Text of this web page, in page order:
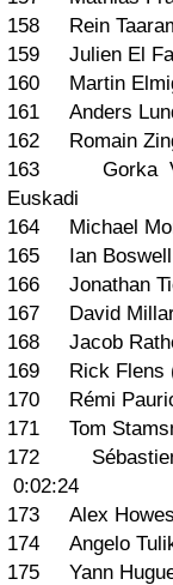
158 Rein
159 Julien El
160 Martin
161 Anders
162 Romain
163 Gorka
Euskadi
164 Michael
165 Ian Boswell
166 Jonathan
167 David Millar
168 Jacob
169 Rick Flens
170 Rémi
171 Tom
172 Sébastien
0:02:24
173 Alex
174 Angelo Tulik
175 Yann